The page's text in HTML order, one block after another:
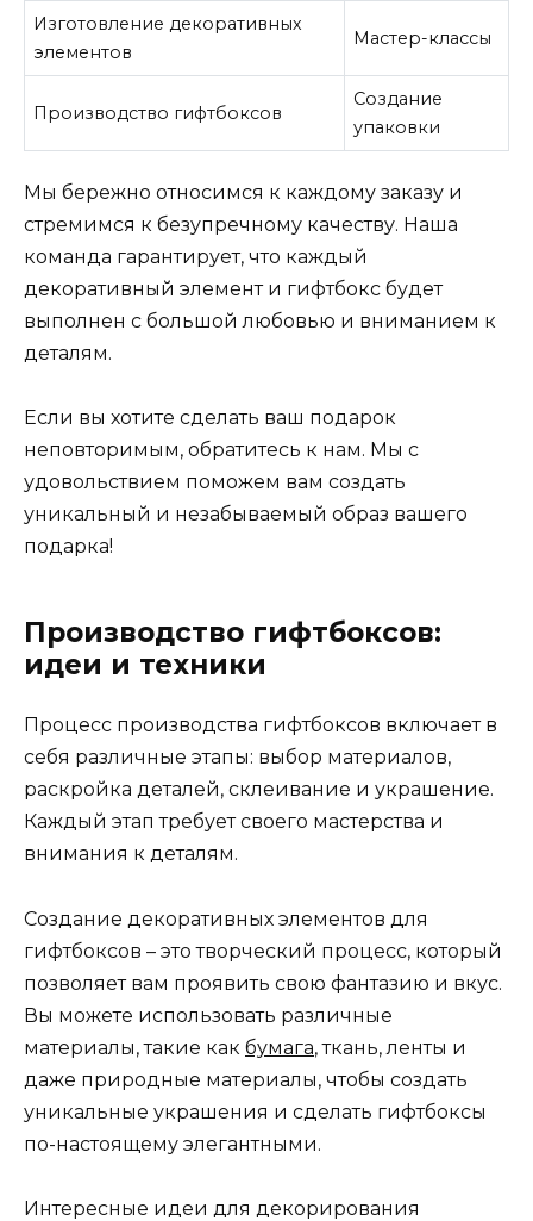
Изготовление декоративных
элементов
Мастер-классы
Производство гифтбоксов
Создание
упаковки
Мы бережно относимся к каждому заказу и
стремимся к безупречному качеству. Наша
команда гарантирует, что каждый
декоративный элемент и гифтбокс будет
выполнен с большой любовью и вниманием к
деталям.
Если вы хотите сделать ваш подарок
неповторимым, обратитесь к нам. Мы с
удовольствием поможем вам создать
уникальный и незабываемый образ вашего
подарка!
Производство гифтбоксов:
идеи и техники
Процесс производства гифтбоксов включает в
себя различные этапы: выбор материалов,
раскройка деталей, склеивание и украшение.
Каждый этап требует своего мастерства и
внимания к деталям.
Создание декоративных элементов для
гифтбоксов – это творческий процесс, который
позволяет вам проявить свою фантазию и вкус.
Вы можете использовать различные
материалы, такие как бумага, ткань, ленты и
даже природные материалы, чтобы создать
уникальные украшения и сделать гифтбоксы
по-настоящему элегантными.
Интересные идеи для декорирования